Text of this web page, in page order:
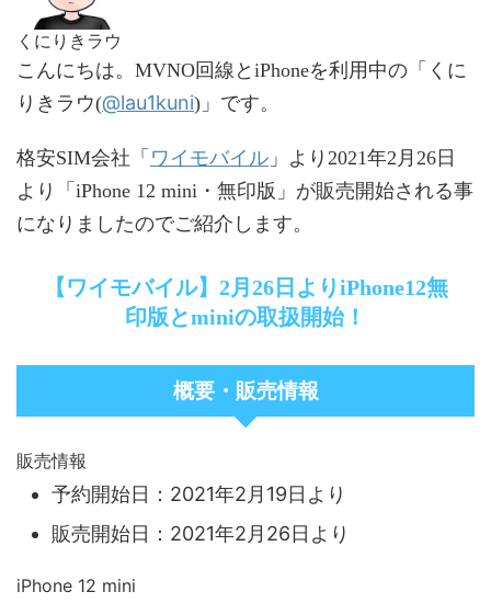
くにりきラウ
こんにちは。MVNO回線とiPhoneを利用中の「くに
りきラウ(@lau1kuni)」です。
格安SIM会社「 ワイモバイル 」より2021年2月26日
より「iPhone 12 mini・無印版」が販売開始される事
になりましたのでご紹介します。
【ワイモバイル】2月26日よりiPhone12無
印版とminiの取扱開始！
概要・販売情報
販売情報
予約開始日：2021年2月19日より
販売開始日：2021年2月26日より
iPhone 12 mini